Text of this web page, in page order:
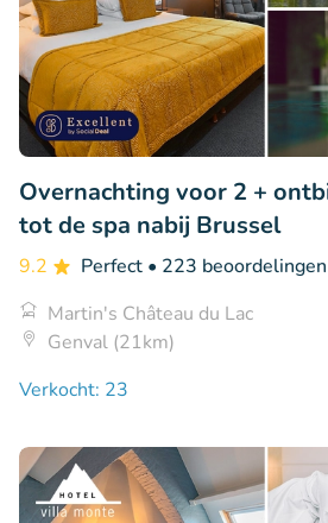
Overnachting voor 2 +
tot de spa nabij Brussel
9.2 Perfect • 223 beoordelingen
Martin's Château du Lac
Genval (21km)
Verkocht: 23